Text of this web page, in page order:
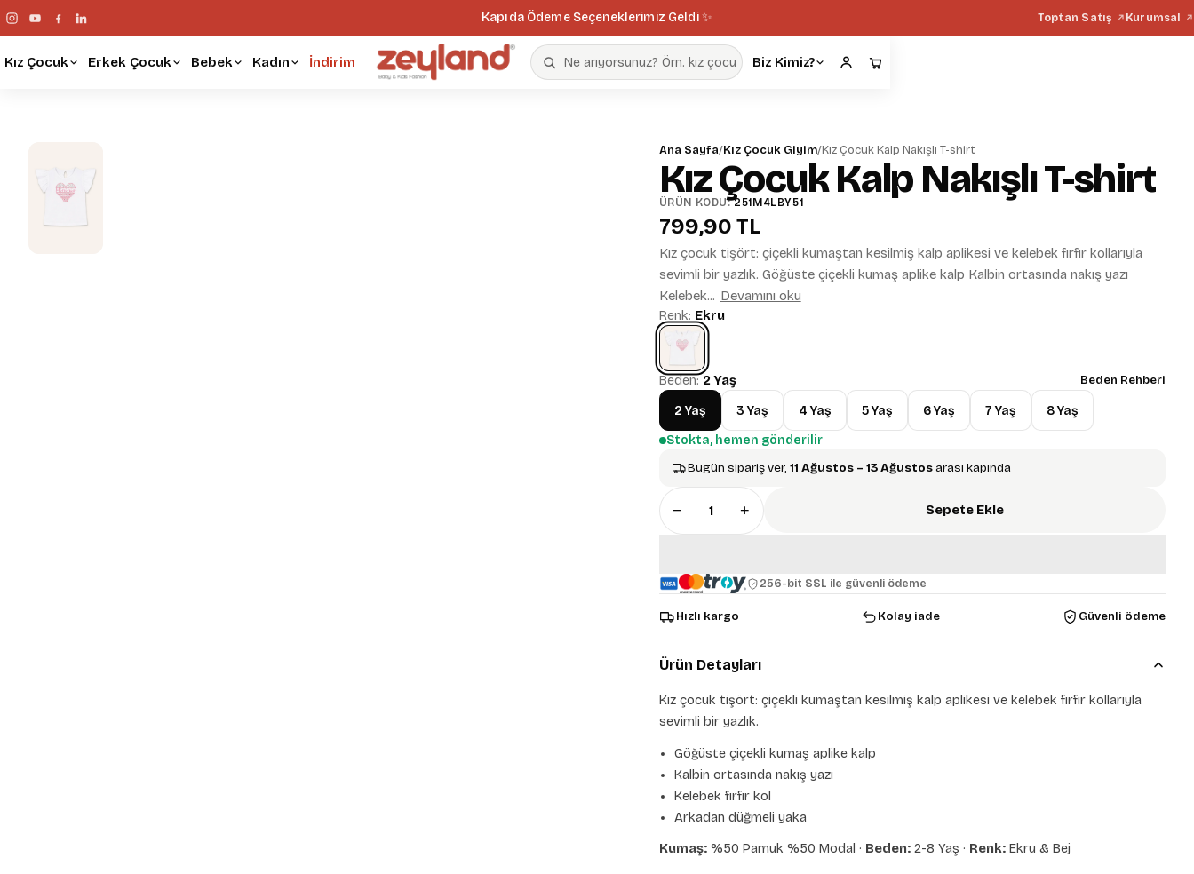
Kapıda Ödeme Seçeneklerimiz Geldi ✨ Toptan Satış Kurumsal
Kız Çocuk Erkek Çocuk Bebek Kadın İndirim Biz Kimiz?
Ana Sayfa/Kız Çocuk Giyim/Kız Çocuk Kalp Nakışlı T-shirt
Kız Çocuk Kalp Nakışlı T-shirt
ÜRÜN KODU:251M4LBY51
799,90 TL
Kız çocuk tişört: çiçekli kumaştan kesilmiş kalp aplikesi ve kelebek fırfır kollarıyla
sevimli bir yazlık. Göğüste çiçekli kumaş aplike kalp Kalbin ortasında nakış yazı
Kelebek... Devamını oku
Renk: Ekru
Beden: 2 Yaş Beden Rehberi
2 Yaş 3 Yaş 4 Yaş 5 Yaş 6 Yaş 7 Yaş
8 Yaş
Stokta, hemen gönderilir
Bugün sipariş ver, 11 Ağustos – 13 Ağustosarası kapında
− + Sepete Ekle
256-bit SSL ile güvenli ödeme
Hızlı kargo Kolay iade Güvenli ödeme
Ürün Detayları
Kız çocuk tişört: çiçekli kumaştan kesilmiş kalp aplikesi ve kelebek fırfır kollarıyla
sevimli bir yazlık.
Göğüste çiçekli kumaş aplike kalp
Kalbin ortasında nakış yazı
Kelebek fırfır kol
Arkadan düğmeli yaka
Kumaş:%50 Pamuk %50 Modal · Beden:2-8 Yaş · Renk:Ekru & Bej